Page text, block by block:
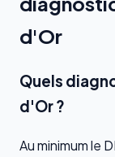
d'Or
Quels
d'Or ?
Au minimum le